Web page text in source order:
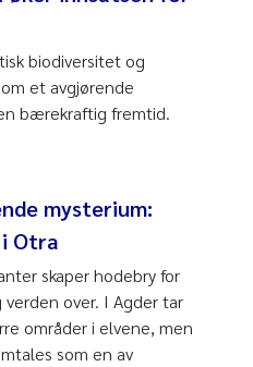
biodiversitet og
et avgjørende
bærekraftig fremtid.
mysterium:
Otra
skaper hodebry for
over. I Agder tar
områder i elvene, men
som en av